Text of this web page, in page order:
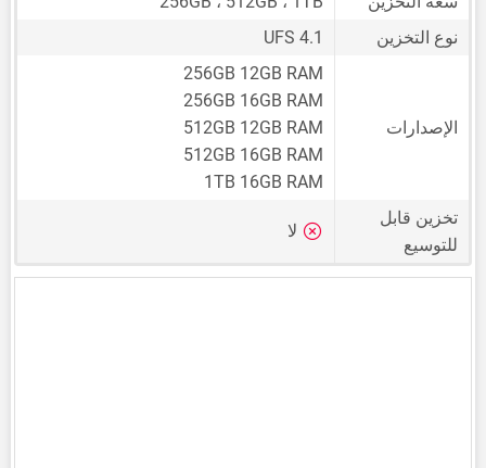
نوع التخزين
UFS 4.1
الإصدارات
256GB 12GB RAM
256GB 16GB RAM
512GB 12GB RAM
512GB 16GB RAM
1TB 16GB RAM
تخزين قابل
للتوسيع
لا